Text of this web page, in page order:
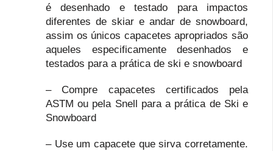
é desenhado e testado para impactos
diferentes de skiar e andar de snowboard,
assim os únicos capacetes apropriados são
aqueles especificamente desenhados e
testados para a prática de ski e snowboard
– Compre capacetes certificados pela
ASTM ou pela Snell para a prática de Ski e
Snowboard
– Use um capacete que sirva corretamente.